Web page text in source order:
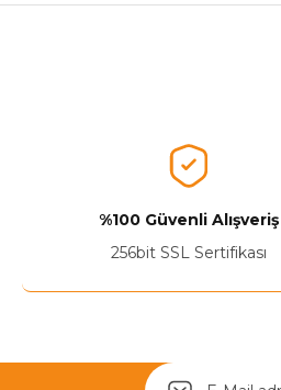
%100 Güvenli Alışveriş
256bit SSL Sertifikası